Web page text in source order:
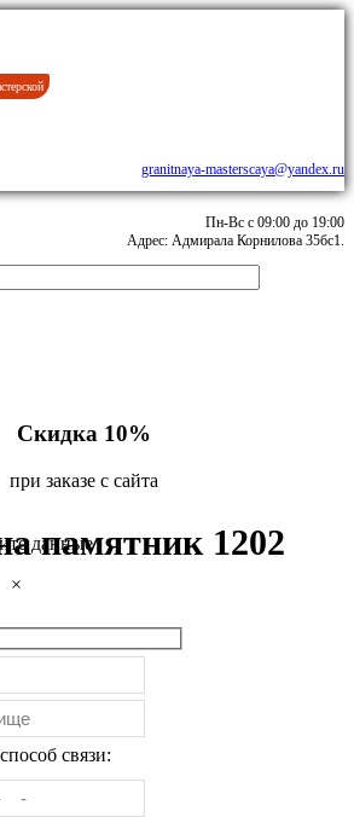
granitnaya-masterscaya@yandex.ru
Пн-Вс с 09:00 до 19:00
Адрес: Адмирала Корнилова 35бс1.
Скидка 10%
при заказе с сайта
памятник 1202
данные
×
связи: